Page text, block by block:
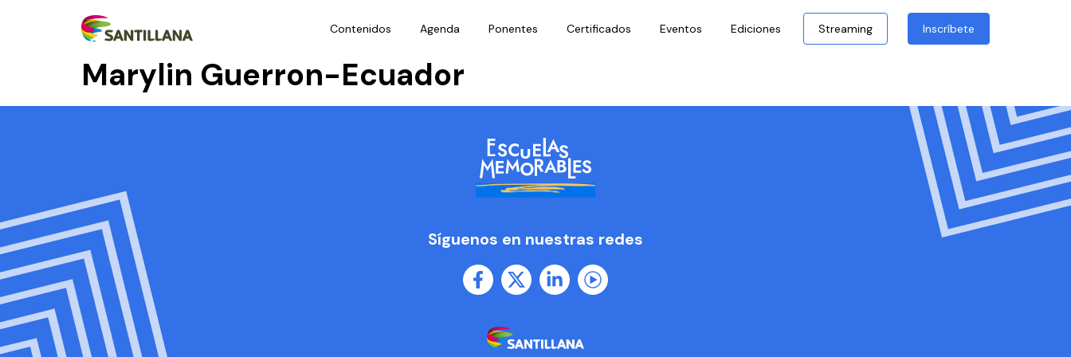
Contenidos Agenda Ponentes Certificados Eventos Ediciones Streaming Inscríbete
Marylin Guerron-Ecuador
Síguenos en nuestras redes